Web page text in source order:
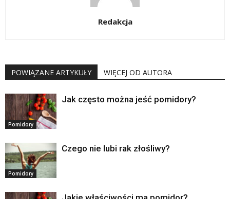
Redakcja
POWIĄZANE ARTYKUŁY WIĘCEJ OD AUTORA
Pomidory
Jak często można jeść pomidory?
Pomidory
Czego nie lubi rak złośliwy?